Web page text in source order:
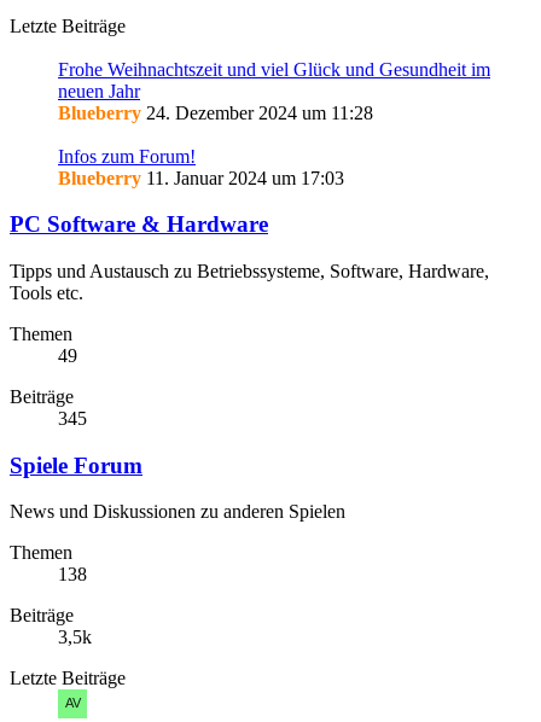
Letzte Beiträge
Frohe Weihnachtszeit und viel Glück und Gesundheit im
neuen Jahr
Blueberry 24. Dezember 2024 um 11:28
Infos zum Forum!
Blueberry 11. Januar 2024 um 17:03
PC Software & Hardware
Tipps und Austausch zu Betriebssysteme, Software, Hardware,
Tools etc.
Themen
49
Beiträge
345
Spiele Forum
News und Diskussionen zu anderen Spielen
Themen
138
Beiträge
3,5k
Letzte Beiträge